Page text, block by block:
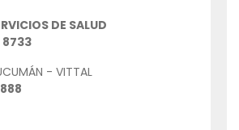
DE SALUD
8733
- VITTAL